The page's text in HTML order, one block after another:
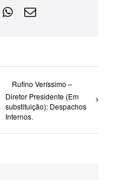
WhatsApp
E-
Rufino Veríssimo –
Diretor Presidente (Em
substituição): Despachos
Internos.